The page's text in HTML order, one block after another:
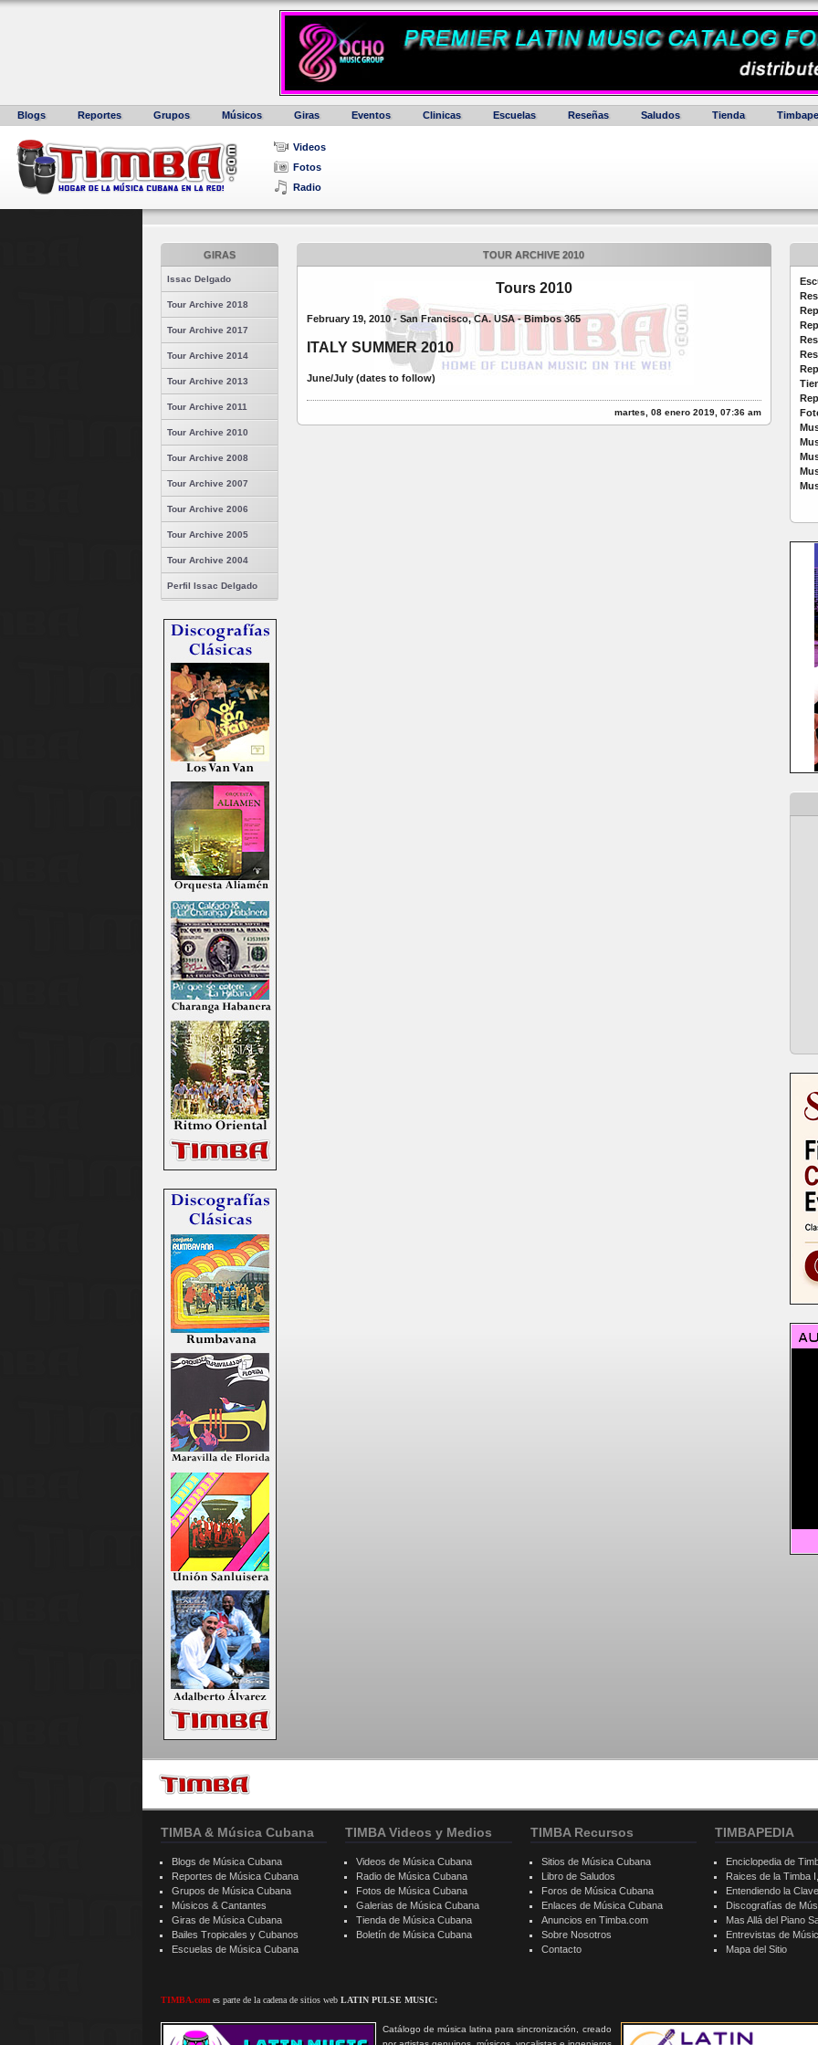
Blogs Reportes Grupos Músicos Giras Eventos Clinicas Escuelas Reseñas Saludos Tienda
Videos
Fotos
Radio
GIRAS
Issac Delgado
Tour Archive 2018
Tour Archive 2017
Tour Archive 2014
Tour Archive 2013
Tour Archive 2011
Tour Archive 2010
Tour Archive 2008
Tour Archive 2007
Tour Archive 2006
Tour Archive 2005
Tour Archive 2004
Perfil Issac Delgado
TOUR ARCHIVE 2010
Tours 2010
February 19, 2010 - San Francisco, CA. USA - Bimbos 365
ITALY SUMMER 2010
June/July (dates to follow)
martes, 08 enero 2019, 07:36 am
TIMBA & Música Cubana
Blogs de Música Cubana
Reportes de Música Cubana
Grupos de Música Cubana
Músicos & Cantantes
Giras de Música Cubana
Bailes Tropicales y Cubanos
Escuelas de Música Cubana
TIMBA.comes parte de la cadena de sitios web LATIN PULSE MUSIC:
Catálogo de música latina para sincronización, creado
TIMBA Videos y Medios
Videos de Música Cubana
Radio de Música Cubana
Fotos de Música Cubana
Galerias de Música Cubana
Tienda de Música Cubana
Boletín de Música Cubana
TIMBA Recursos
Sitios de Música Cubana
Libro de Saludos
Foros de Música Cubana
Enlaces de Música Cubana
Anuncios en Timba.com
Sobre Nosotros
Contacto
TIMBAPEDIA
Enciclopedia de
Raices de la Timba
Entendiendo la
Discografías de
Mas Allá del Piano
Entrevistas de
Mapa del Sitio